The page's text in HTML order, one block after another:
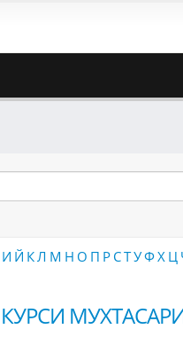
И Й КЛ М Н О П Р СТУФХ Ц
КУРСИ